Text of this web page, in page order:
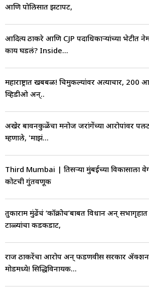
आणि पोलिसात झटापट,
आदित्य ठाकरे आणि CJP पदाधिकाऱ्यांच्या भेटीत
काय घडलं? Inside...
महाराष्ट्रात खबबळ! चिमुकल्यांवर अत्याचार, 200
व्हिडीओ अन्..
अखेर बावनकुळेंचा मनोज जरांगेंच्या आरोपांवर
म्हणाले, 'माझं...
Third Mumbai | तिसऱ्या मुंबईच्या विकासाला
कोटींची गुंतवणूक
तुकाराम मुंढेंचं ‘कॉक्रोच’बाबत विधान अन् सभागृहात
टाळ्यांचा कडकडाट,
राज ठाकरेंचा आरोप अन् फडणवीस सरकार ॲक्शन
मोडमध्ये! सिद्धिविनायक...